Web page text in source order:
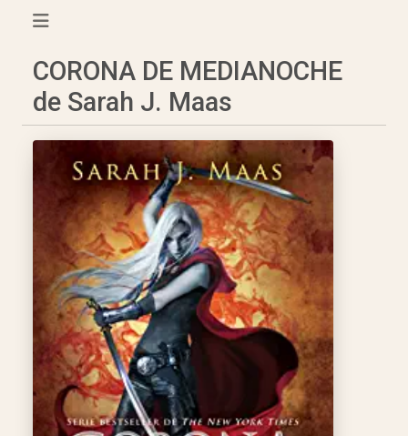
CORONA DE MEDIANOCHE
de Sarah J. Maas